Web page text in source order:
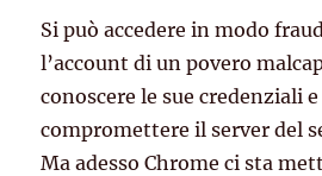
Si può accedere in modo
l’account di un povero
conoscere le sue credenziali
compromettere il server del
Ma adesso Chrome ci sta